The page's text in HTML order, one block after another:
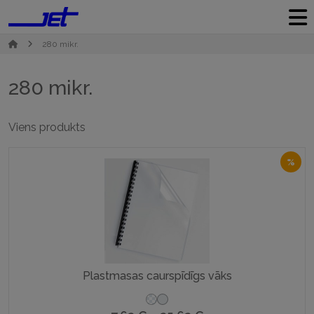
280 mikr.
280 mikr.
Viens produkts
%
Plastmasas caurspīdīgs vāks